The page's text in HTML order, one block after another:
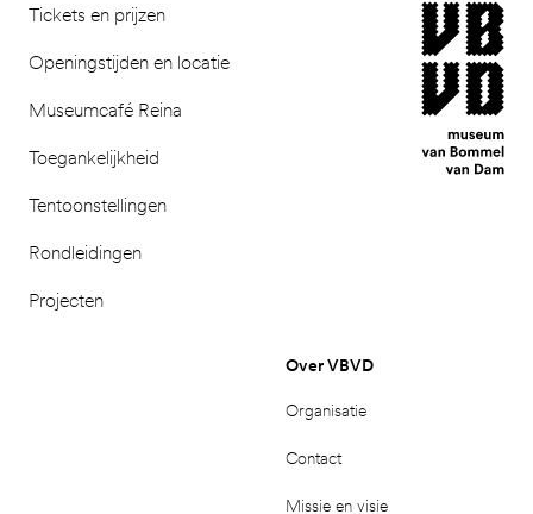
Tickets en prijzen
Openingstijden en locatie
Museumcafé Reina
Toegankelijkheid
Tentoonstellingen
Rondleidingen
Projecten
museum van
Over VBVD
Organisatie
Contact
Missie en visie